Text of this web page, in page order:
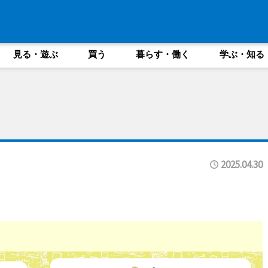
見る・遊ぶ 買う 暮らす・働く 学ぶ・知る
2025.04.30